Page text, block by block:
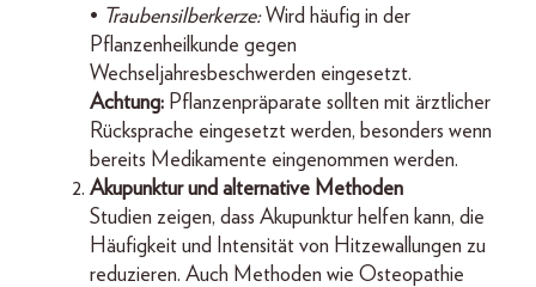
• Traubensilberkerze:Wird häufig in der
Pflanzenheilkunde gegen
Wechseljahresbeschwerden eingesetzt.
Achtung: Pflanzenpräparate sollten mit ärztlicher
Rücksprache eingesetzt werden, besonders wenn
bereits Medikamente eingenommen werden.
Akupunktur und alternative Methoden
Studien zeigen, dass Akupunktur helfen kann, die
Häufigkeit und Intensität von Hitzewallungen zu
reduzieren. Auch Methoden wie Osteopathie